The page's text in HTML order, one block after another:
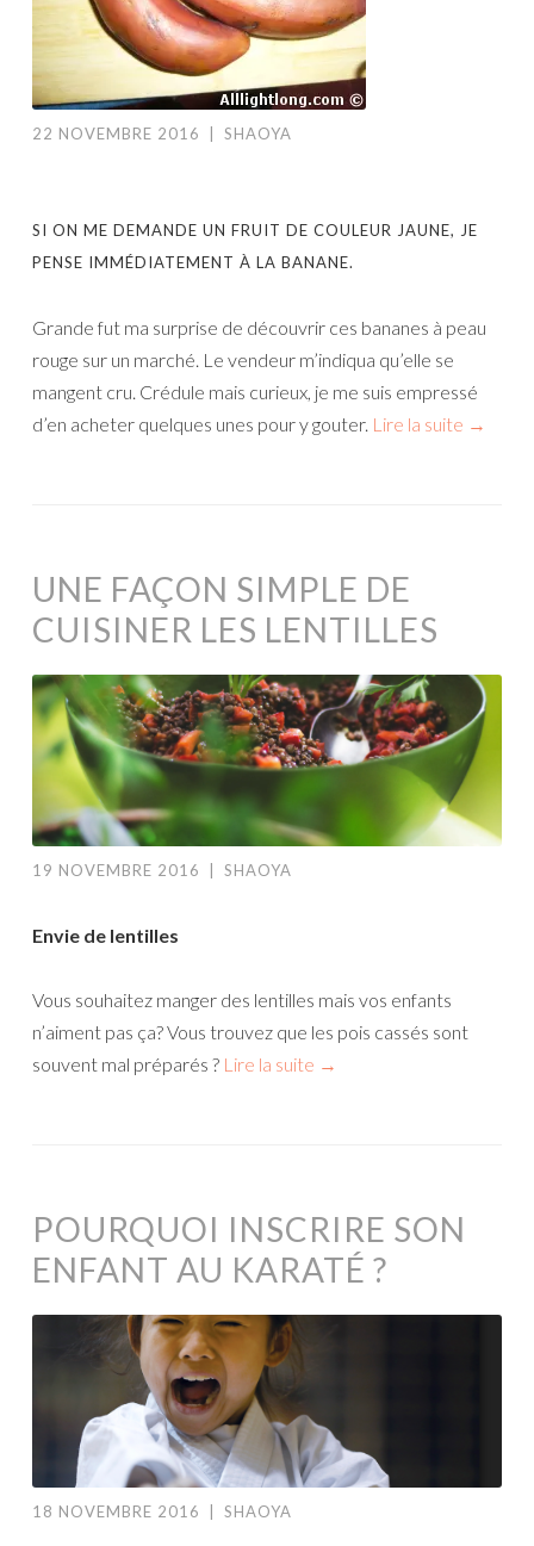
22 NOVEMBRE 2016 SHAOYA
SI ON ME DEMANDE UN FRUIT DE COULEUR JAUNE, JE
PENSE IMMÉDIATEMENT À LA BANANE.
Grande fut ma surprise de découvrir ces bananes à peau
rouge sur un marché. Le vendeur m’indiqua qu’elle se
mangent cru. Crédule mais curieux, je me suis empressé
d’en acheter quelques unes pour y gouter. Lire la suite →
UNE FAÇON SIMPLE DE
CUISINER LES LENTILLES
19 NOVEMBRE 2016 SHAOYA
Envie de lentilles
Vous souhaitez manger des lentilles mais vos enfants
n’aiment pas ça? Vous trouvez que les pois cassés sont
souvent mal préparés ? Lire la suite →
POURQUOI INSCRIRE SON
ENFANT AU KARATÉ ?
18 NOVEMBRE 2016 SHAOYA